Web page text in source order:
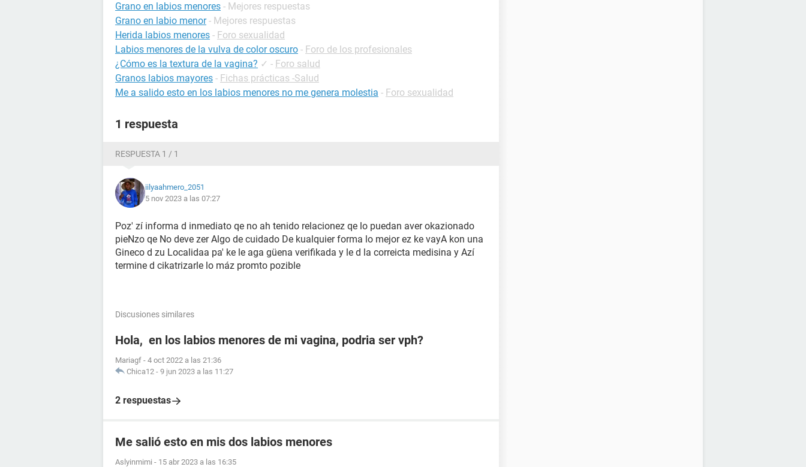
Grano en labios menores - Mejores respuestas
Grano en labio menor - Mejores respuestas
Herida labios menores - Foro sexualidad
Labios menores de la vulva de color oscuro - Foro de los profesionales
¿Cómo es la textura de la vagina? ✓ - Foro salud
Granos labios mayores - Fichas prácticas -Salud
Me a salido esto en los labios menores no me genera molestia - Foro sexualidad
1 respuesta
RESPUESTA 1 / 1
iilyaahmero_2051
5 nov 2023 a las 07:27
Poz' zí informa d inmediato qe no ah tenido relacionez qe lo puedan aver okazionado
pieNzo qe No deve zer Algo de cuidado De kualquier forma lo mejor ez ke vayA kon una
Gineco d zu Localidaa pa' ke le aga güena verifikada y le d la correicta medisina y Azí
termine d cikatrizarle lo máz promto pozible
Discusiones similares
Hola, en los labios menores de mi vagina, podria ser vph?
Mariagf - 4 oct 2022 a las 21:36
Chica12 - 9 jun 2023 a las 11:27
2 respuestas
Me salió esto en mis dos labios menores
Aslyinmimi - 15 abr 2023 a las 16:35